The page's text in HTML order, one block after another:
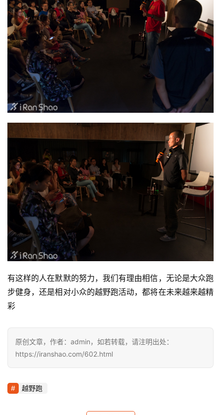
有这样的人在默默的努力，我们有理由相信，无论是大众跑
步健身，还是相对小众的越野跑活动，都将在未来越来越精
彩
原创文章，作者：admin，如若转载，请注明出处：
https://iranshao.com/602.html
越野跑